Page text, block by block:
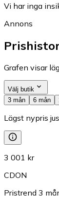
Vi har inga
Annons
Grafen visar
Välj butik
3 mån
6 mån
Lägst nypris
3 001 kr
CDON
Pristrend 3